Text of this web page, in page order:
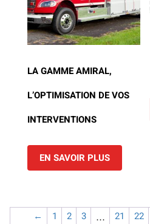
LA GAMME AMIRAL,
L’OPTIMISATION DE VOS
INTERVENTIONS
EN SAVOIR PLUS
← 1 2 3 … 21 22